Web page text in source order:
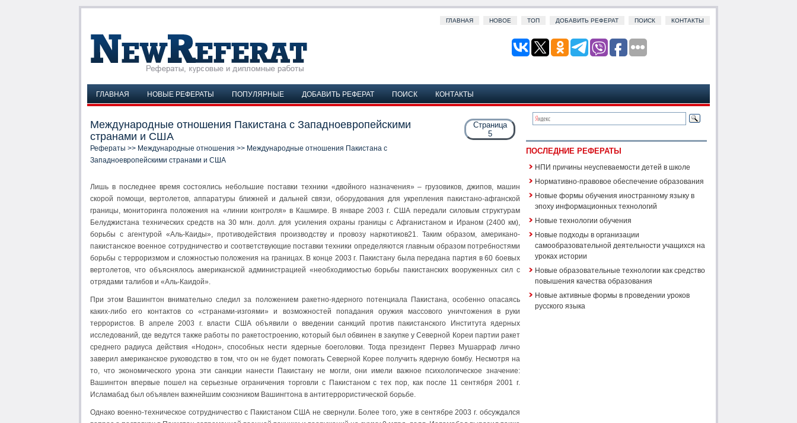
ГЛАВНАЯ НОВОЕ ТОП ДОБАВИТЬ РЕФЕРАТ ПОИСК КОНТАКТЫ
ГЛАВНАЯ НОВЫЕ РЕФЕРАТЫ ПОПУЛЯРНЫЕ ДОБАВИТЬ РЕФЕРАТ ПОИСК КОНТАКТЫ
Страница
5
Международные отношения Пакистана с Западноевропейскими
странами и США
Рефераты >> Международные отношения >> Международные отношения Пакистана с
Западноевропейскими странами и США
Лишь в последнее время состоялись небольшие поставки техники «двойного назначения» – грузовиков, джипов, машин
скорой помощи, вертолетов, аппаратуры ближней и дальней связи, оборудования для укрепления пакистано-афганской
границы, мониторинга положения на «линии контроля» в Кашмире. В январе 2003 г. США передали силовым структурам
Белуджистана технических средств на 30 млн. долл. для усиления охраны границы с Афганистаном и Ираном (2400 км),
борьбы с агентурой «Аль-Каиды», противодействия производству и провозу наркотиков21. Таким образом, американо-
пакистанское военное сотрудничество и соответствующие поставки техники определяются главным образом потребностями
борьбы с терроризмом и сложностью положения на границах. В конце 2003 г. Пакистану была передана партия в 60 боевых
вертолетов, что объяснялось американской администрацией «необходимостью борьбы пакистанских вооруженных сил с
отрядами талибов и «Аль-Каидой».
При этом Вашингтон внимательно следил за положением ракетно-ядерного потенциала Пакистана, особенно опасаясь
каких-либо его контактов со «странами-изгоями» и возможностей попадания оружия массового уничтожения в руки
террористов. В апреле 2003 г. власти США объявили о введении санкций против пакистанского Института ядерных
исследований, где ведутся также работы по ракетостроению, который был обвинен в закупке у Северной Кореи партии ракет
среднего радиуса действия «Нодон», способных нести ядерные боеголовки. Тогда президент Первез Мушарраф лично
заверил американское руководство в том, что он не будет помогать Северной Корее получить ядерную бомбу. Несмотря на
то, что экономического урона эти санкции нанести Пакистану не могли, они имели важное психологическое значение:
Вашингтон впервые пошел на серьезные ограничения торговли с Пакистаном с тех пор, как после 11 сентября 2001 г.
Исламабад был объявлен важнейшим союзником Вашингтона в антитеррористической борьбе.
Однако военно-техническое сотрудничество с Пакистаном США не свернули. Более того, уже в сентябре 2003 г. обсуждался
ПОСЛЕДНИЕ РЕФЕРАТЫ
НПИ причины неуспеваемости детей в школе
Нормативно-правовое обеспечение образования
Новые формы обучения иностранному языку в
эпоху информационных технологий
Новые технологии обучения
Новые подходы в организации
самообразовательной деятельности учащихся на
уроках истории
Новые образовательные технологии как средство
повышения качества образования
Новые активные формы в проведении уроков
русского языка